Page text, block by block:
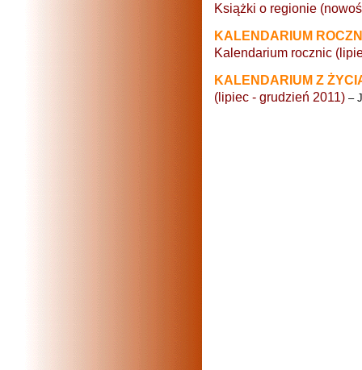
Książki o regionie
KALENDARIUM
Kalendarium rocznic
KALENDARIUM Z
(lipiec - grudzień 2011) –